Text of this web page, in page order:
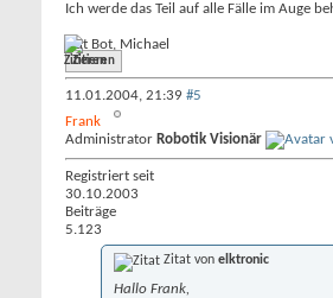
Ich werde das Teil auf alle Fälle im Auge
Gut Bot, Michael
Zitieren
11.01.2004, 21:39 #5
Frank
Administrator Robotik Visionär
Registriert seit
30.10.2003
Beiträge
5.123
Zitat von elktronic
Hallo Frank,